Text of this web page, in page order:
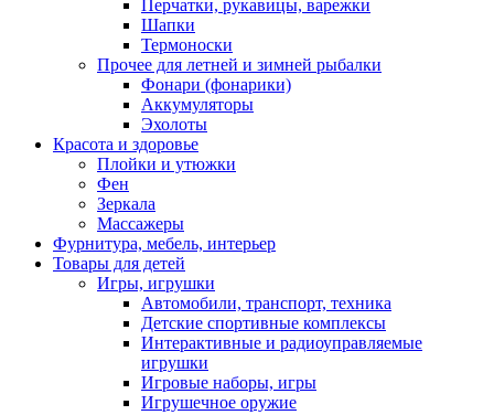
Перчатки, рукавицы, варежки
Шапки
Термоноски
Прочее для летней и зимней рыбалки
Фонари (фонарики)
Аккумуляторы
Эхолоты
Красота и здоровье
Плойки и утюжки
Фен
Зеркала
Массажеры
Фурнитура, мебель, интерьер
Товары для детей
Игры, игрушки
Автомобили, транспорт, техника
Детские спортивные комплексы
Интерактивные и радиоуправляемые
игрушки
Игровые наборы, игры
Игрушечное оружие